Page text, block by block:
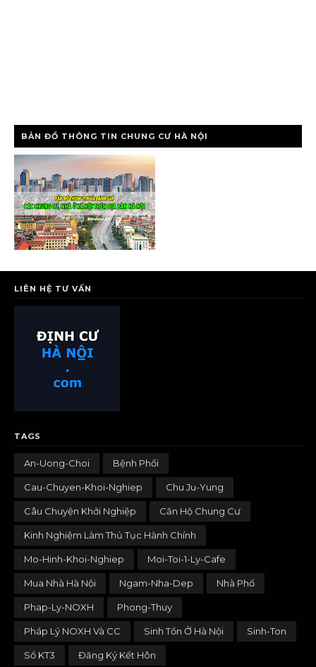
BẢN ĐỒ THÔNG TIN CHUNG CƯ HÀ NỘI
LIÊN HỆ TƯ VẤN
TAGS
An-Uong-Choi Bệnh Phổi
Cau-Chuyen-Khoi-Nghiep Chu Ju-Yung
Câu Chuyện Khởi Nghiệp Căn Hộ Chung Cư
Kinh Nghiệm Làm Thủ Tục Hành Chính
Mo-Hinh-Khoi-Nghiep Moi-Toi-1-Ly-Cafe
Mua Nhà Hà Nội Ngam-Nha-Dep Nhà Phố
Phap-Ly-NOXH Phong-Thuy
Pháp Lý NOXH Và CC Sinh Tồn Ở Hà Nội Sinh-Ton
Sổ KT3 Đăng Ký Kết Hôn